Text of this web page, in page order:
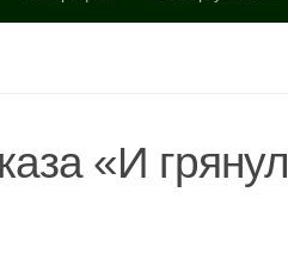
«И грянул